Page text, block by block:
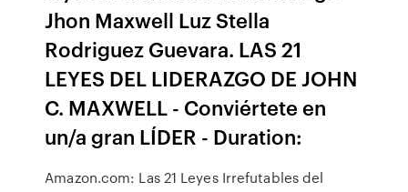
Jhon Maxwell Luz Stella
Rodriguez Guevara. LAS 21
LEYES DEL LIDERAZGO DE JOHN
C. MAXWELL - Conviértete en
un/a gran LÍDER - Duration:
Amazon.com: Las 21 Leyes Irrefutables del